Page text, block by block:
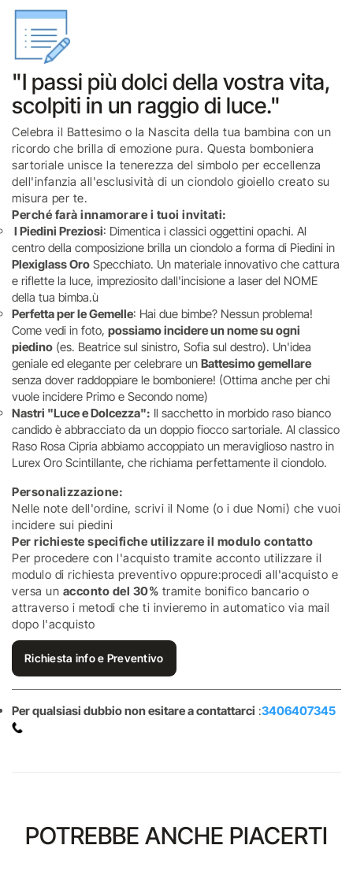
"I passi più dolci della vostra vita,
scolpiti in un raggio di luce."
Celebra il Battesimo o la Nascita della tua bambina con un
ricordo che brilla di emozione pura. Questa bomboniera
sartoriale unisce la tenerezza del simbolo per eccellenza
dell'infanzia all'esclusività di un ciondolo gioiello creato su
misura per te.
Perché farà innamorare i tuoi invitati:
I Piedini Preziosi: Dimentica i classici oggettini opachi. Al
centro della composizione brilla un ciondolo a forma di Piedini in
Plexiglass Oro Specchiato. Un materiale innovativo che cattura
e riflette la luce, impreziosito dall'incisione a laser del NOME
della tua bimba.ù
Perfetta per le Gemelle: Hai due bimbe? Nessun problema!
Come vedi in foto, possiamo incidere un nome su ogni
piedino (es. Beatrice sul sinistro, Sofia sul destro). Un'idea
geniale ed elegante per celebrare un Battesimo gemellare
senza dover raddoppiare le bomboniere! (Ottima anche per chi
vuole incidere Primo e Secondo nome)
Nastri "Luce e Dolcezza": Il sacchetto in morbido raso bianco
candido è abbracciato da un doppio fiocco sartoriale. Al classico
Raso Rosa Cipria abbiamo accoppiato un meraviglioso nastro in
Lurex Oro Scintillante, che richiama perfettamente il ciondolo.
Personalizzazione:
Nelle note dell'ordine, scrivi il Nome (o i due Nomi) che vuoi
incidere sui piedini
Per richieste specifiche utilizzare il modulo contatto
Per procedere con l'acquisto tramite acconto utilizzare il
modulo di richiesta preventivo oppure:procedi all'acquisto e
versa un acconto del 30% tramite bonifico bancario o
attraverso i metodi che ti invieremo in automatico via mail
dopo l'acquisto
Richiesta info e Preventivo
Per qualsiasi dubbio non esitare a contattarci :3406407345
POTREBBE ANCHE PIACERTI